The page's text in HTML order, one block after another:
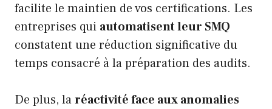
facilite le maintien de vos certifications. Les
entreprises qui automatisent leur SMQ
constatent une réduction significative du
temps consacré à la préparation des audits.
De plus, laréactivité face aux anomalies